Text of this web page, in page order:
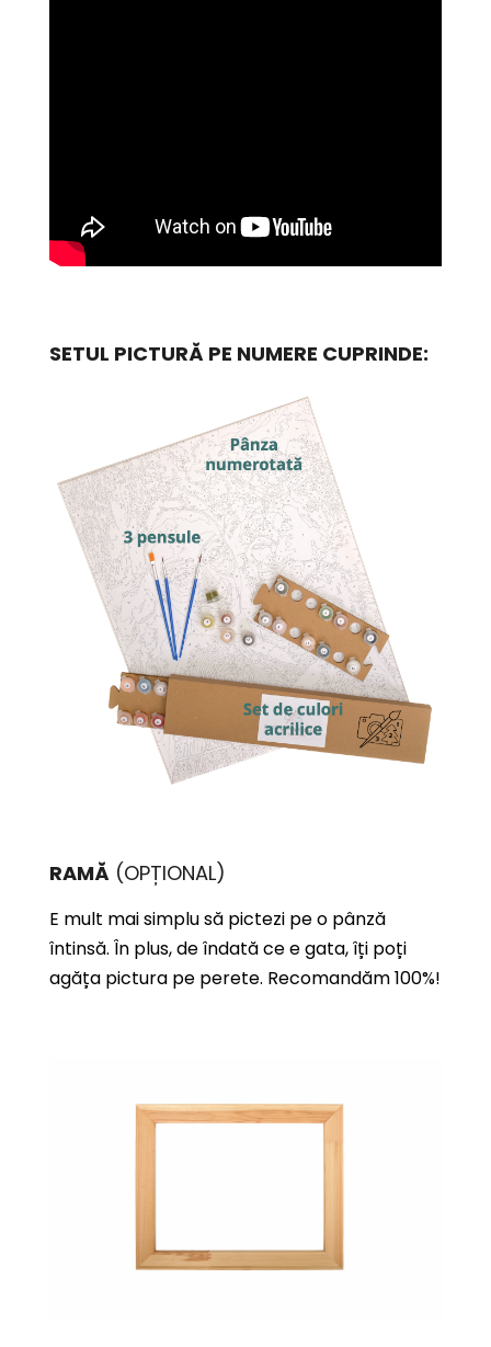
SETUL PICTURĂ PE NUMERE CUPRINDE:
RAMĂ (OPȚIONAL)
E mult mai simplu să pictezi pe o pânză
întinsă. În plus, de îndată ce e gata, îți poți
agăța pictura pe perete. Recomandăm 100%!